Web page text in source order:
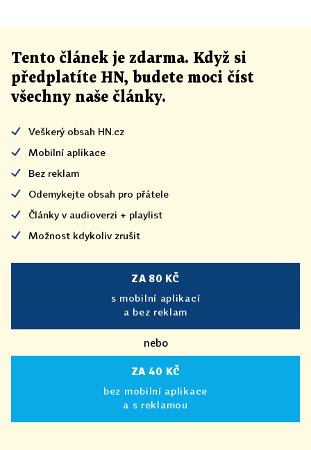
Tento článek je zdarma. Když si
předplatíte HN, budete moci číst
všechny naše články.
Veškerý obsah HN.cz
Mobilní aplikace
Bez reklam
Odemykejte obsah pro přátele
Články v audioverzi + playlist
Možnost kdykoliv zrušit
ZA 80 KČ
s mobilní aplikací
a bez reklam
nebo
ZA 40 KČ
bez mobilní aplikace
a s reklamou